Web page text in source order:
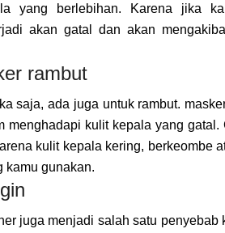
yang berlebihan. Karena jika
akan gatal dan akan
rambut
saja, ada juga untuk rambut.
menghadapi kulit kepala yang gatal.
kulit kepala kering, berkeombe
kamu gunakan.
juga menjadi salah satu penyebab